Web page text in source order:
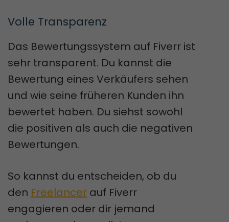
Volle Transparenz
Das Bewertungssystem auf Fiverr ist
sehr transparent. Du kannst die
Bewertung eines Verkäufers sehen
und wie seine früheren Kunden ihn
bewertet haben. Du siehst sowohl
die positiven als auch die negativen
Bewertungen.
So kannst du entscheiden, ob du
den Freelancer auf Fiverr
engagieren oder dir jemand